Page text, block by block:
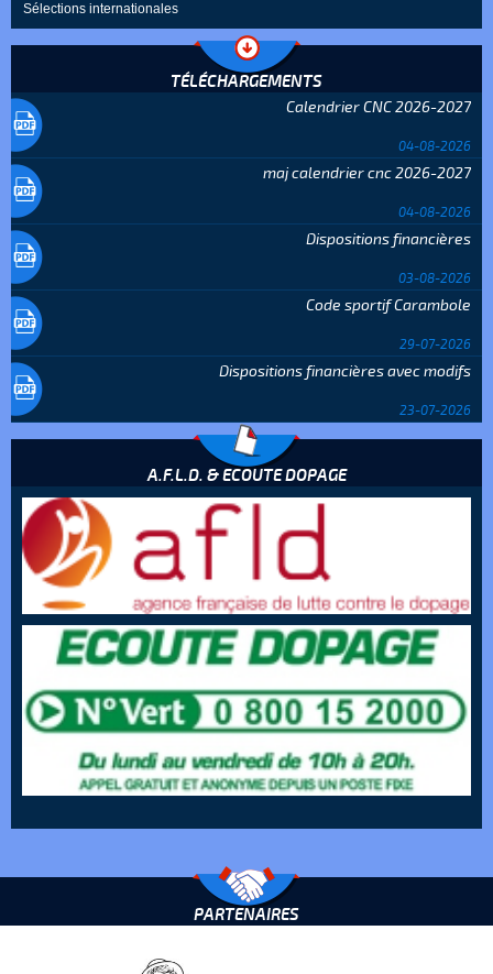
Sélections internationales
TÉLÉCHARGEMENTS
Calendrier CNC 2026-2027
04-08-2026
maj calendrier cnc 2026-2027
04-08-2026
Dispositions financières
03-08-2026
Code sportif Carambole
29-07-2026
Dispositions financières avec modifs
23-07-2026
A.F.L.D. & ECOUTE DOPAGE
PARTENAIRES